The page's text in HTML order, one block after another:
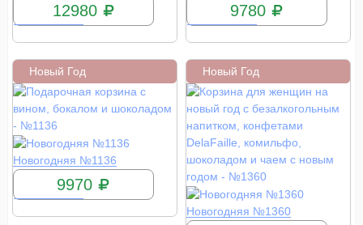
12980
9780
Новый Год
Новогодняя №1136
КУПИТЬ
9970
Новый Год
Новогодняя №1360
КУПИТЬ